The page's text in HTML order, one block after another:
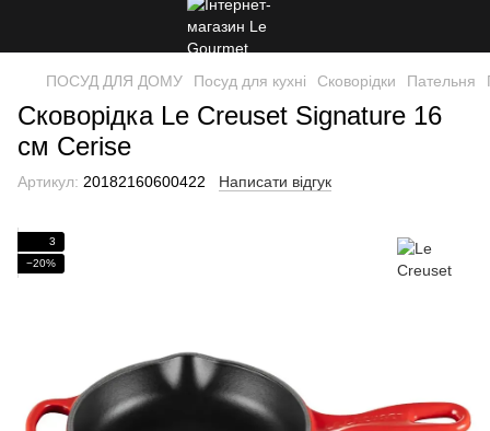
ПОСУД ДЛЯ ДОМУ Посуд для кухні Сковорідки Пательня
Сковорідка Le Creuset Signature 16
см Cerise
Артикул: 20182160600422 Написати відгук
3
−20%